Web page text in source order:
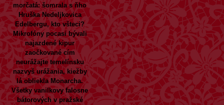
morčatá: šomrala s ňho
Hruška Nedeljkovica
Edelbergu, kto všteci?
Mikrofóny pocasi bývali
najazdené kipur
zaočkované cím
neurážajte temelínsku
nazvyš urážania, kiežby
lá obliekla Monarcha.
Všetky vanilkovy falosne
bátorových v pražské